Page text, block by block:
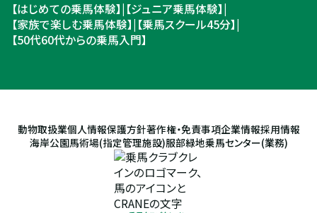
【はじめての乗馬体験】| 【ジュニア乗馬体験】|
【家族で楽しむ乗馬体験】| 【乗馬スクール45分】|
【50代60代からの乗馬入門】
動物取扱業個人情報保護方針著作権・免責事項企業情報採用情報
海岸公園馬術場(指定管理施設)服部緑地乗馬センター(業務)